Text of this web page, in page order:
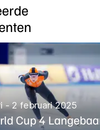
- 2 februari 2025
Cup 4